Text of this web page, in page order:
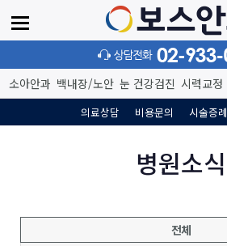
소아안과 백내장/노안 눈 건강검진 시력교정
의료상담 비용문의 시술증례
병원소식
전체